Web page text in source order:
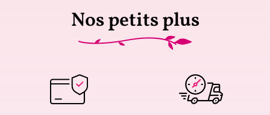
Nos petits plus